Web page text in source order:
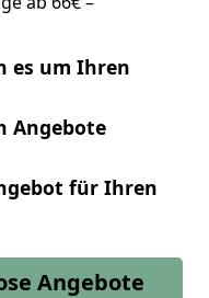
es um Ihren
Angebote
für Ihren
Angebote